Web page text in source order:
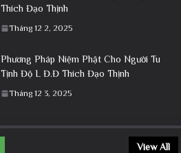
Thích Đạo Thịnh
Tháng 12 2, 2025
Phương Pháp Niệm Phật Cho Người Tu
Tịnh Độ L Đ.Đ Thích Đạo Thịnh
Tháng 12 3, 2025
View All